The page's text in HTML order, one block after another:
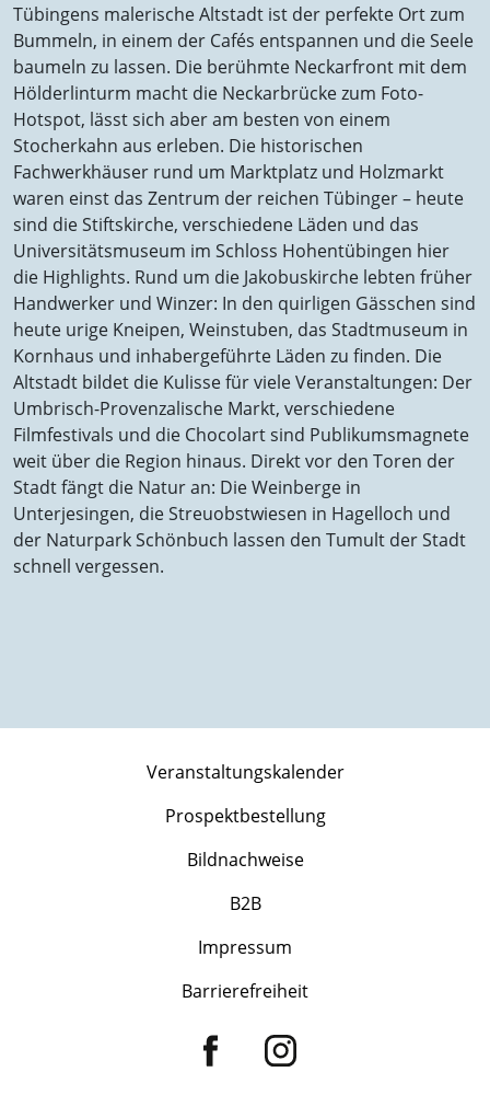
Tübingens malerische Altstadt ist der perfekte Ort zum
Bummeln, in einem der Cafés entspannen und die Seele
baumeln zu lassen. Die berühmte Neckarfront mit dem
Hölderlinturm macht die Neckarbrücke zum Foto-
Hotspot, lässt sich aber am besten von einem
Stocherkahn aus erleben. Die historischen
Fachwerkhäuser rund um Marktplatz und Holzmarkt
waren einst das Zentrum der reichen Tübinger – heute
sind die Stiftskirche, verschiedene Läden und das
Universitätsmuseum im Schloss Hohentübingen hier
die Highlights. Rund um die Jakobuskirche lebten früher
Handwerker und Winzer: In den quirligen Gässchen sind
heute urige Kneipen, Weinstuben, das Stadtmuseum in
Kornhaus und inhabergeführte Läden zu finden. Die
Altstadt bildet die Kulisse für viele Veranstaltungen: Der
Umbrisch-Provenzalische Markt, verschiedene
Filmfestivals und die Chocolart sind Publikumsmagnete
weit über die Region hinaus. Direkt vor den Toren der
Stadt fängt die Natur an: Die Weinberge in
Unterjesingen, die Streuobstwiesen in Hagelloch und
der Naturpark Schönbuch lassen den Tumult der Stadt
schnell vergessen.
Veranstaltungskalender
Prospektbestellung
Bildnachweise
B2B
Impressum
Barrierefreiheit